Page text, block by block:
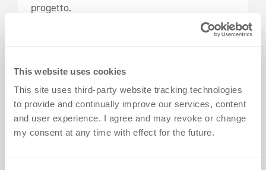
This website uses cookies
This site uses third-party website tracking technologies
to provide and continually improve our services, content
and user experience. I agree and may revoke or change
my consent at any time with effect for the future.
progetto.
ECOFLEXè più economico per l’abbigliamento
tecnico quotidiano. ECOBLOCKè più caro, ma
evita reclami costosi e riproduzioni su tessuti
difficili.